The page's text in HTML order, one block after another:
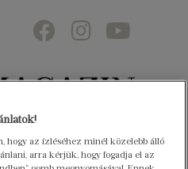
olvasókig
hogy az ízléséhez minél közelebb álló
arra kérjük, hogy fogadja el az